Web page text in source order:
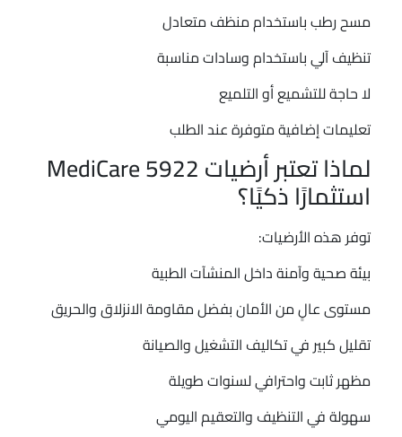
مسح رطب باستخدام منظف متعادل
تنظيف آلي باستخدام وسادات مناسبة
لا حاجة للتشميع أو التلميع
تعليمات إضافية متوفرة عند الطلب
لماذا تعتبر أرضيات MediCare 5922
استثمارًا ذكيًا؟
توفر هذه الأرضيات:
بيئة صحية وآمنة داخل المنشآت الطبية
مستوى عالٍ من الأمان بفضل مقاومة الانزلاق والحريق
تقليل كبير في تكاليف التشغيل والصيانة
مظهر ثابت واحترافي لسنوات طويلة
سهولة في التنظيف والتعقيم اليومي